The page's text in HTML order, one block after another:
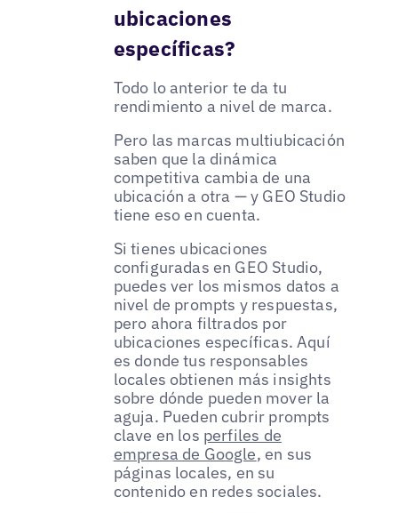
ubicaciones
específicas?
Todo lo anterior te da tu
rendimiento a nivel de marca.
Pero las marcas multiubicación
saben que la dinámica
competitiva cambia de una
ubicación a otra — y GEO Studio
tiene eso en cuenta.
Si tienes ubicaciones
configuradas en GEO Studio,
puedes ver los mismos datos a
nivel de prompts y respuestas,
pero ahora filtrados por
ubicaciones específicas. Aquí
es donde tus responsables
locales obtienen más insights
sobre dónde pueden mover la
aguja. Pueden cubrir prompts
clave en los perfiles de
empresa de Google, en sus
páginas locales, en su
contenido en redes sociales.